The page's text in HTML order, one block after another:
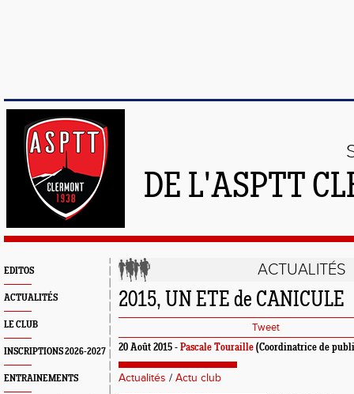
DE L'ASPTT
EDITOS
ACTUALITÉS
LE CLUB
INSCRIPTIONS 2026-2027
ENTRAINEMENTS
ACTUALITÉS
2015, UN ETE de CANICULE
Tweet
20 Août 2015 - Pascale Touraille (Coordinatrice de
Actualités / Actu club